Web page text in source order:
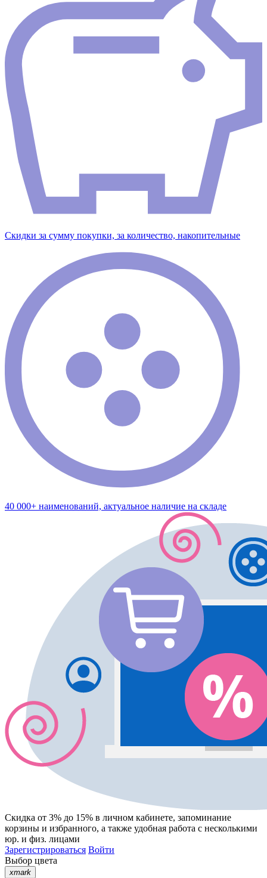
Скидки за сумму покупки, за количество, накопительные
40 000+ наименований, актуальное наличие на складе
Скидка от 3% до 15% в личном кабинете, запоминание
корзины и избранного, а также удобная работа с несколькими
юр. и физ. лицами
Зарегистрироваться Войти
Выбор цвета
xmark